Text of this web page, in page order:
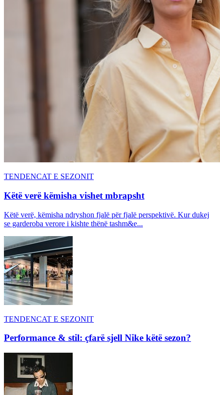
TENDENCAT E SEZONIT
Këtë verë këmisha vishet mbrapsht
Këtë verë, këmisha ndryshon fjalë për fjalë perspektivë. Kur dukej
se garderoba verore i kishte thënë tashm&e...
TENDENCAT E SEZONIT
Performance & stil: çfarë sjell Nike këtë sezon?